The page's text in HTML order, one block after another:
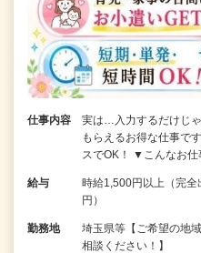
仕事内容
実は…入力するだけじ
もらえるお得な仕事で
スでOK！ ▼こんなお
給与
時給1,500円以上（完
円）
勤務地
埼玉県等【ご希望の地
相談ください！】